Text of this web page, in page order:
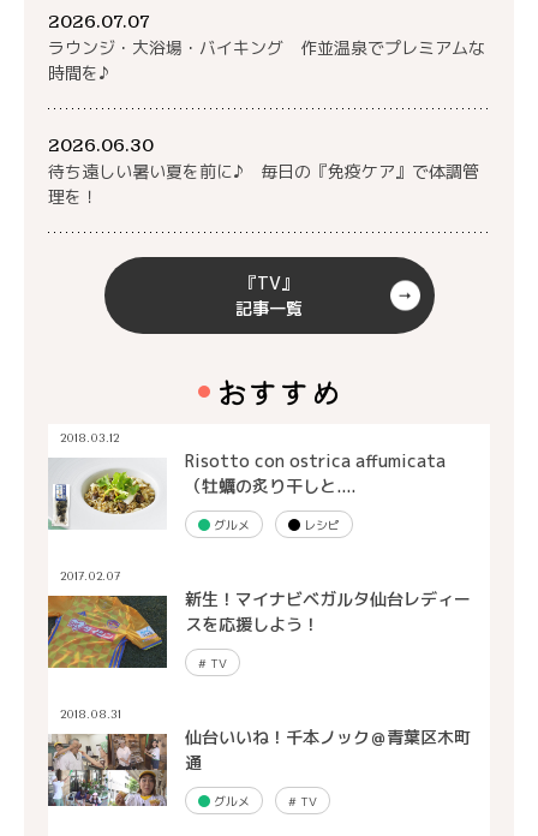
2026.07.07
ラウンジ・大浴場・バイキング 作並温泉でプレミアムな
時間を♪
2026.06.30
待ち遠しい暑い夏を前に♪ 毎日の『免疫ケア』で体調管
理を！
『TV』
記事一覧
おすすめ
2018.03.12
Risotto con ostrica affumicata
（牡蠣の炙り干しと....
グルメ レシピ
2017.02.07
新生！マイナビベガルタ仙台レディー
スを応援しよう！
#TV
2018.08.31
仙台いいね！千本ノック＠青葉区木町
通
グルメ #TV